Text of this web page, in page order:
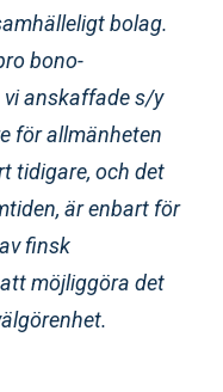
bolag.
bono-
anskaffade s/y
för allmänheten
tidigare, och det
är enbart för
finsk
möjliggöra det